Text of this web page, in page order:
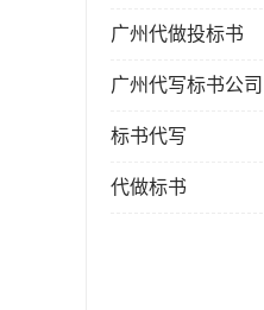
广州代做投标书
广州代写标书公司
标书代写
代做标书